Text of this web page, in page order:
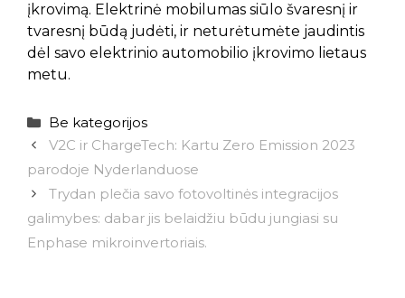
įkrovimą. Elektrinė mobilumas siūlo švaresnį ir
tvaresnį būdą judėti, ir neturėtumėte jaudintis
dėl savo elektrinio automobilio įkrovimo lietaus
metu.
Kategorijos
Be kategorijos
V2C ir ChargeTech: Kartu Zero Emission 2023
parodoje Nyderlanduose
Trydan plečia savo fotovoltinės integracijos
galimybes: dabar jis belaidžiu būdu jungiasi su
Enphase mikroinvertoriais.